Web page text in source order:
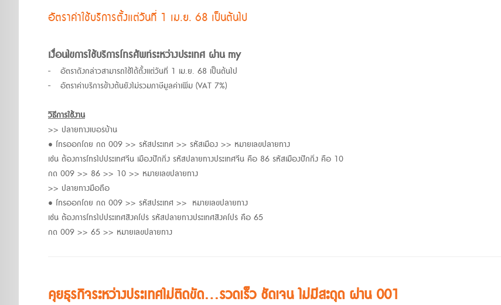
อัตราค่าใช้บริการตั้งแต่วันที่ 1 เม.ย. 68 เป็นต้นไป
เงื่อนไขการใช้บริการโทรศัพท์ระหว่างประเทศ ผ่าน my
- อัตราดังกล่าวสามารถใช้ได้ตั้งแต่วันที่ 1 เม.ย. 68 เป็นต้นไป
- อัตราค่าบริการข้างต้นยังไม่รวมภาษีมูลค่าเพิ่ม (VAT 7%)
วิธีการใช้งาน
>> ปลายทางเบอร์บ้าน
• โทรออกโดย กด 009 >> รหัสประเทศ >> รหัสเมือง >> หมายเลขปลายทาง
เช่น ต้องการโทรไปประเทศจีน เมืองปักกิ่ง รหัสปลายทางประเทศจีน คือ 86 รหัสเมืองปักกิ่ง คือ 10
กด 009 >> 86 >> 10 >> หมายเลขปลายทาง
>> ปลายทางมือถือ
• โทรออกโดย กด 009 >> รหัสประเทศ >> หมายเลขปลายทาง
เช่น ต้องการโทรไปประเทศสิงคโปร์ รหัสปลายทางประเทศสิงคโปร์ คือ 65
กด 009 >> 65 >> หมายเลขปลายทาง
คุยธุรกิจระหว่างประเทศไม่ติดขัด...รวดเร็ว ชัดเจน ไม่มีสะดุด ผ่าน 001